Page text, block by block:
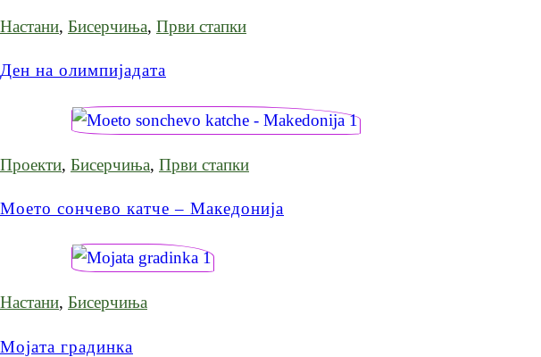
Настани, Бисерчиња, Први стапки
Ден на олимпијадата
Проекти, Бисерчиња, Први стапки
Моето сончево катче – Македонија
Настани, Бисерчиња
Мојата градинка